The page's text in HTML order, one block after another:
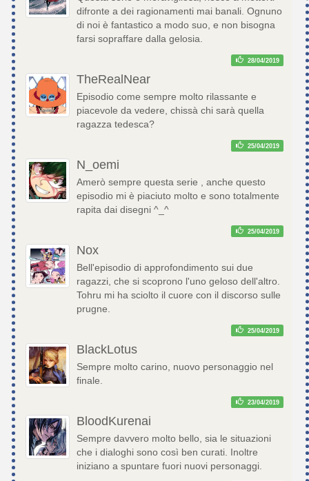
difronte a dei ragionamenti mai banali. Ognuno
di noi è fantastico a modo suo, e non bisogna
farsi sopraffare dalla gelosia.
28/04/2019
TheRealNear
Episodio come sempre molto rilassante e
piacevole da vedere, chissà chi sarà quella
ragazza tedesca?
25/04/2019
N_oemi
Amerò sempre questa serie , anche questo
episodio mi è piaciuto molto e sono totalmente
rapita dai disegni ^_^
25/04/2019
Nox
Bell'episodio di approfondimento sui due
ragazzi, che si scoprono l'uno geloso dell'altro.
Tohru mi ha sciolto il cuore con il discorso sulle
prugne.
25/04/2019
BlackLotus
Sempre molto carino, nuovo personaggio nel
finale.
23/04/2019
BloodKurenai
Sempre davvero molto bello, sia le situazioni
che i dialoghi sono così ben curati. Inoltre
iniziano a spuntare fuori nuovi personaggi.